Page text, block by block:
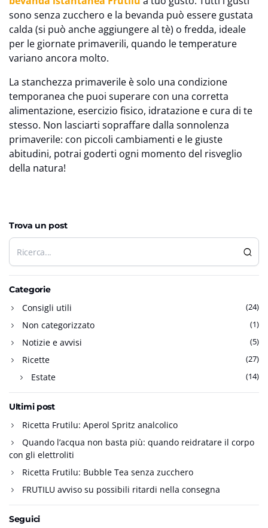
sono senza zucchero e la bevanda può essere gustata
calda (si può anche aggiungere al tè) o fredda, ideale
per le giornate primaverili, quando le temperature
variano ancora molto.
La stanchezza primaverile è solo una condizione
temporanea che puoi superare con una corretta
alimentazione, esercizio fisico, idratazione e cura di te
stesso. Non lasciarti sopraffare dalla sonnolenza
primaverile: con piccoli cambiamenti e le giuste
abitudini, potrai goderti ogni momento del risveglio
della natura!
Trova un post
Categorie
Consigli utili (24)
Non categorizzato (1)
Notizie e avvisi (5)
Ricette (27)
Estate (14)
Ultimi post
Ricetta Frutilu: Aperol Spritz analcolico
Quando l’acqua non basta più: quando reidratare il corpo
con gli elettroliti
Ricetta Frutilu: Bubble Tea senza zucchero
FRUTILU avviso su possibili ritardi nella consegna
Seguici